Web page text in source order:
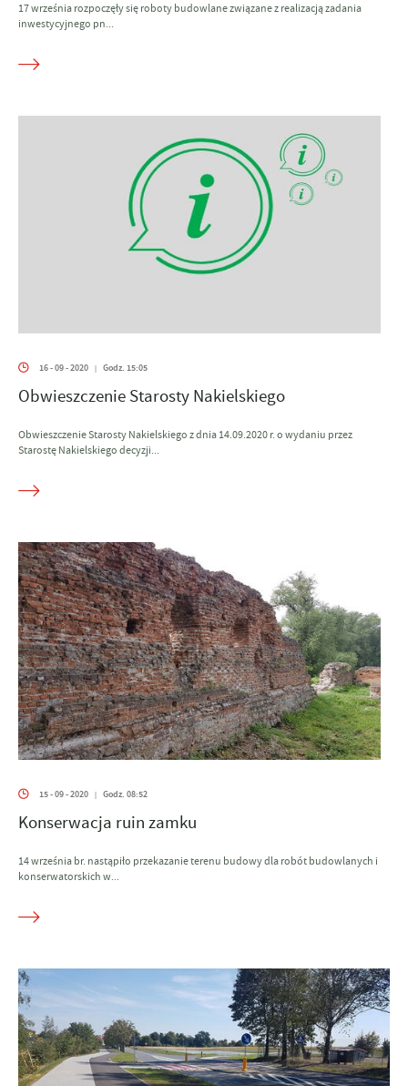
17 września rozpoczęły się roboty budowlane związane z realizacją zadania
inwestycyjnego pn...
16 - 09 - 2020 | Godz. 15:05
Obwieszczenie Starosty Nakielskiego
Obwieszczenie Starosty Nakielskiego z dnia 14.09.2020 r. o wydaniu przez
Starostę Nakielskiego decyzji...
15 - 09 - 2020 | Godz. 08:52
Konserwacja ruin zamku
14 września br. nastąpiło przekazanie terenu budowy dla robót budowlanych i
konserwatorskich w...